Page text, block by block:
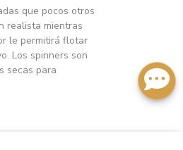
que pocos otros
realista mientras
le permitirá flotar
Los spinners son
secas para